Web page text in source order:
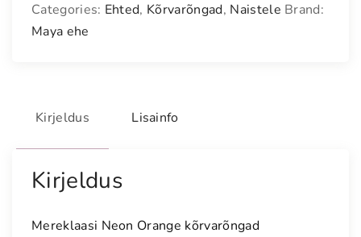
Categories: Ehted, Kõrvarõngad, Naistele Brand:
Maya ehe
Kirjeldus Lisainfo
Kirjeldus
Mereklaasi Neon Orange kõrvarõngad